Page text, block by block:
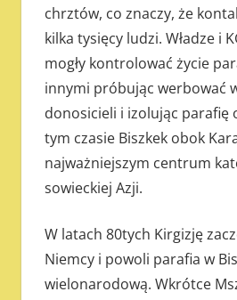
chrztów, co znaczy, że
kilka tysięcy ludzi. Władze i
mogły kontrolować życie
innymi próbując werbować
donosicieli i izolując parafię
tym czasie Biszkek obok
najważniejszym centrum
sowieckiej Azji.
W latach 80tych Kirgizję
Niemcy i powoli parafia w
wielonarodową. Wkrótce